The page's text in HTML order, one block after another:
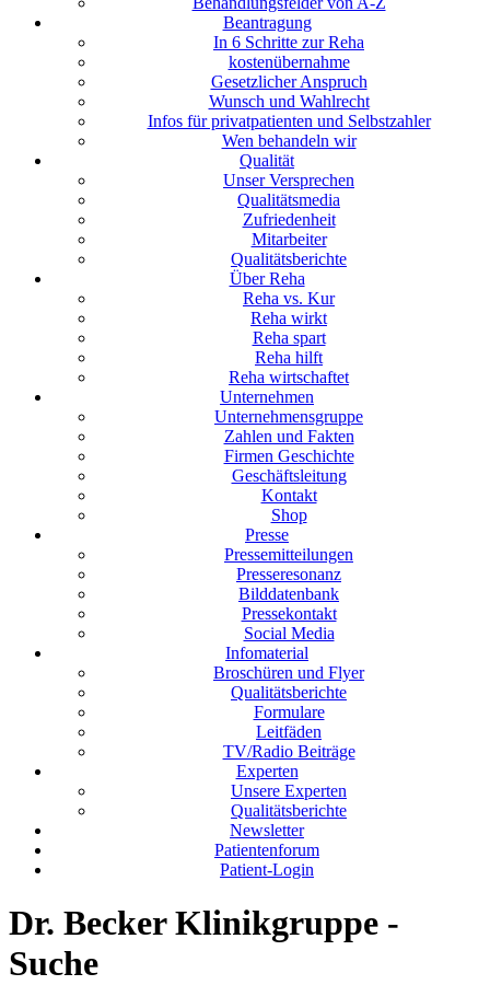
Beantragung
In 6 Schritte zur Reha
kostenübernahme
Gesetzlicher Anspruch
Wunsch und Wahlrecht
Infos für privatpatienten und Selbstzahler
Wen behandeln wir
Qualität
Unser Versprechen
Qualitätsmedia
Zufriedenheit
Mitarbeiter
Qualitätsberichte
Über Reha
Reha vs. Kur
Reha wirkt
Reha spart
Reha hilft
Reha wirtschaftet
Unternehmen
Unternehmensgruppe
Zahlen und Fakten
Firmen Geschichte
Geschäftsleitung
Kontakt
Shop
Presse
Pressemitteilungen
Presseresonanz
Bilddatenbank
Pressekontakt
Social Media
Infomaterial
Broschüren und Flyer
Qualitätsberichte
Formulare
Leitfäden
TV/Radio Beiträge
Experten
Unsere Experten
Qualitätsberichte
Newsletter
Patientenforum
Patient-Login
Dr. Becker Klinikgruppe -
Suche